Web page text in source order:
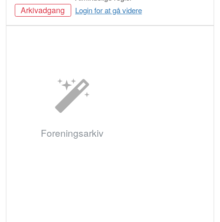
Arkivadgang Login for at gå videre
Bestil
Foreningsarkiv